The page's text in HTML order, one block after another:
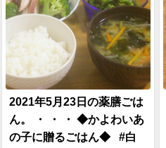
2021年5月23日の薬膳ごは
ん。 ・ ・ ・ ◆かよわいあ
の子に贈るごはん◆ #白